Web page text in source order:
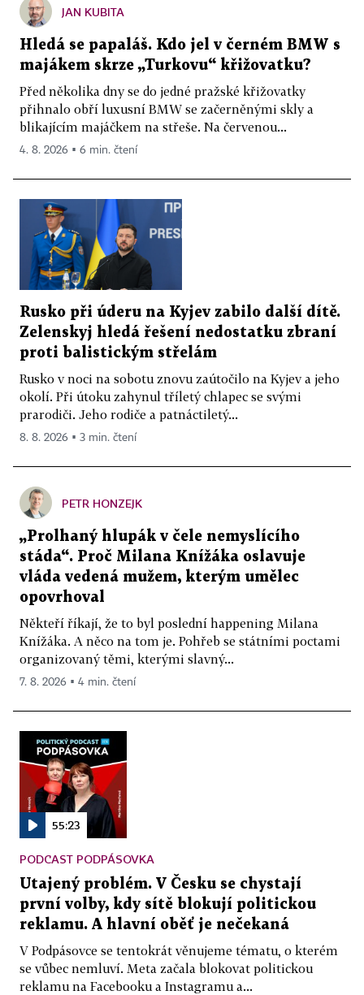
JAN KUBITA
Hledá se papaláš. Kdo jel v černém BMW s
majákem skrze „Turkovu“ křižovatku?
Před několika dny se do jedné pražské křižovatky
přihnalo obří luxusní BMW se začerněnými skly a
blikajícím majáčkem na střeše. Na červenou...
4. 8. 2026 ▪ 6 min. čtení
Rusko při úderu na Kyjev zabilo další dítě.
Zelenskyj hledá řešení nedostatku zbraní
proti balistickým střelám
Rusko v noci na sobotu znovu zaútočilo na Kyjev a jeho
okolí. Při útoku zahynul tříletý chlapec se svými
prarodiči. Jeho rodiče a patnáctiletý...
8. 8. 2026 ▪ 3 min. čtení
PETR HONZEJK
„Prolhaný hlupák v čele nemyslícího
stáda“. Proč Milana Knížáka oslavuje
vláda vedená mužem, kterým umělec
opovrhoval
Někteří říkají, že to byl poslední happening Milana
Knížáka. A něco na tom je. Pohřeb se státními poctami
organizovaný těmi, kterými slavný...
7. 8. 2026 ▪ 4 min. čtení
55:23
PODCAST PODPÁSOVKA
Utajený problém. V Česku se chystají
první volby, kdy sítě blokují politickou
reklamu. A hlavní oběť je nečekaná
V Podpásovce se tentokrát věnujeme tématu, o kterém
se vůbec nemluví. Meta začala blokovat politickou
reklamu na Facebooku a Instagramu a...